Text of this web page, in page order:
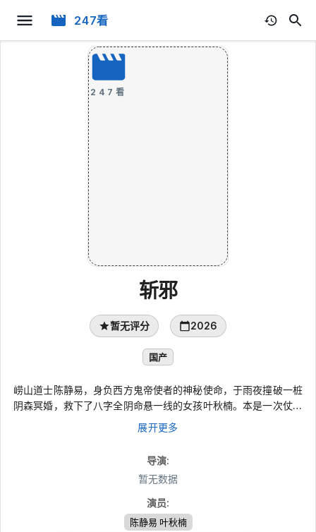
247看
247看
斩邪
暂无评分 2026
国产
崂山道士陈静易，身负西方鬼帝使者的神秘使命，于雨夜撞破一桩
阴森冥婚，救下了八字全阴命悬一线的女孩叶秋楠。本是一次仗义
出手，却让他与叶秋楠一同被卷入邪教幽冥会复活上古鬼王的惊天
阴谋。幽冥会为唤醒鬼王，需完成残忍的鬼王五祭。陈静易被迫与
踏上征途共斗幽冥会。
展开更多
导演:
暂无数据
演员:
陈静易 叶秋楠